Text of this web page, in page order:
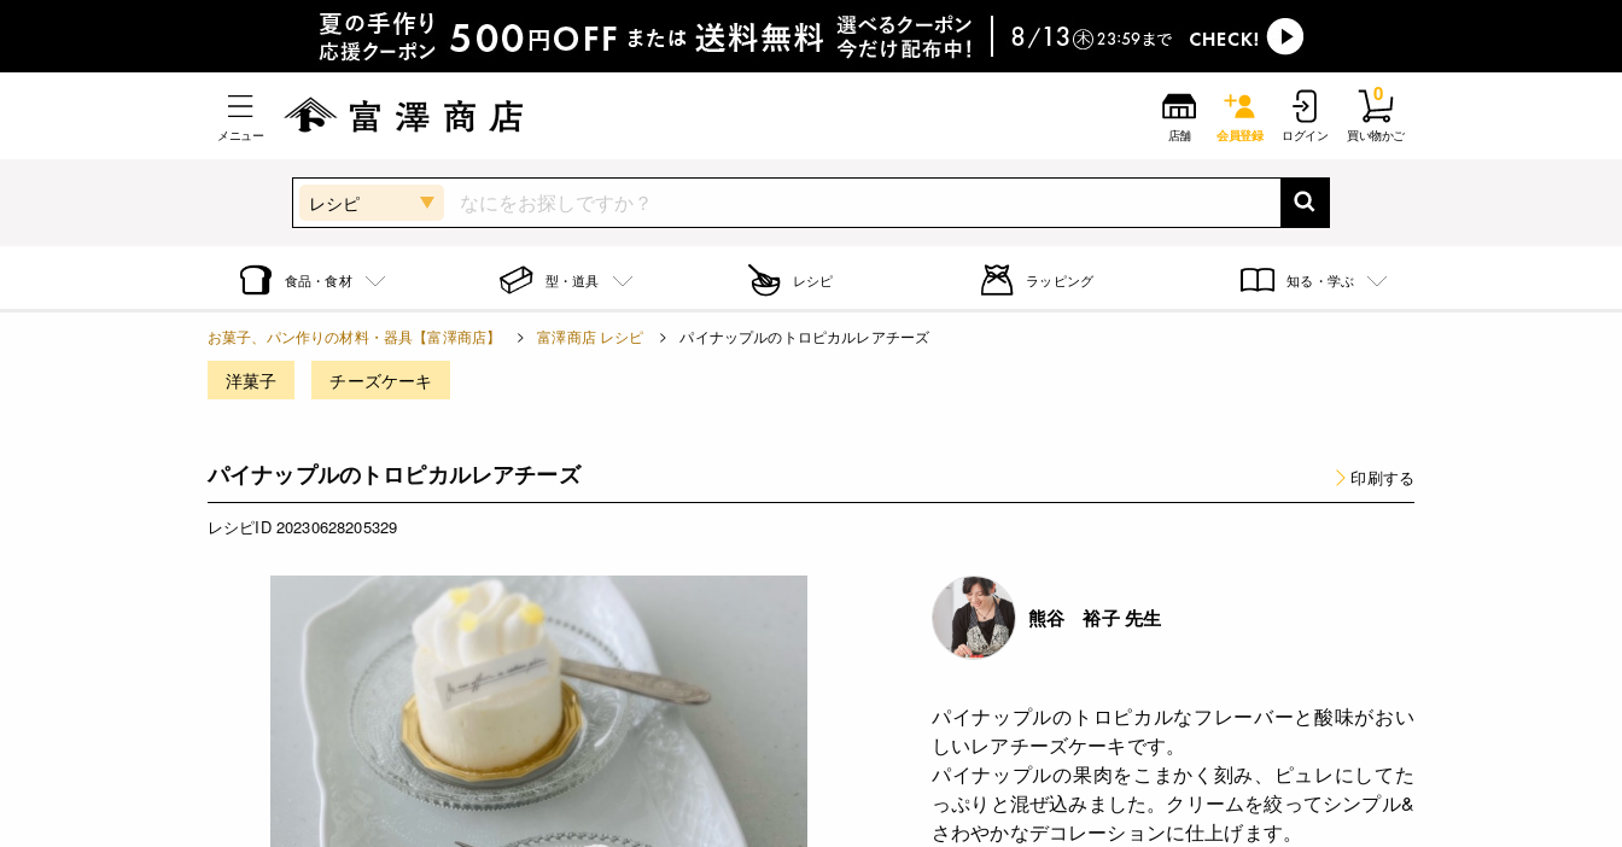
メニュー 店舗 会員登録 ログイン 買い物かご
0
レシピ
食品・食材 型・道具 レシピ ラッピング 知る・学ぶ
お菓子、パン作りの材料・器具【富澤商店】 富澤商店 レシピ パイナップルのトロピカルレアチーズ
洋菓子 チーズケーキ
パイナップルのトロピカルレアチーズ 印刷する
レシピID 20230628205329
熊谷 裕子 先生
パイナップルのトロピカルなフレーバーと酸味がおい
しいレアチーズケーキです。
パイナップルの果肉をこまかく刻み、ピュレにしてた
っぷりと混ぜ込みました。クリームを絞ってシンプル&
さわやかなデコレーションに仕上げます。